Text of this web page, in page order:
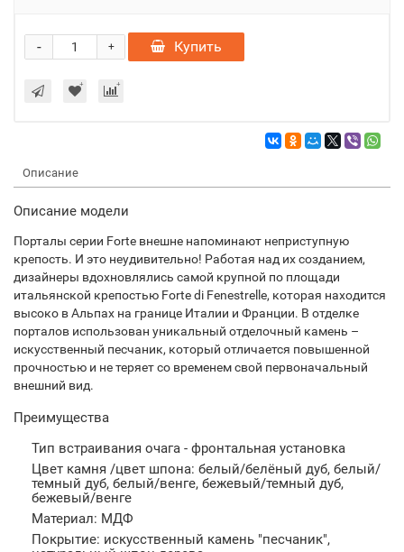
+
- Купить
Описание
Описание модели
Порталы серии Forte внешне напоминают неприступную
крепость. И это неудивительно! Работая над их созданием,
дизайнеры вдохновлялись самой крупной по площади
итальянской крепостью Forte di Fenestrelle, которая находится
высоко в Альпах на границе Италии и Франции. В отделке
порталов использован уникальный отделочный камень –
искусственный песчаник, который отличается повышенной
прочностью и не теряет со временем свой первоначальный
внешний вид.
Преимущества
Тип встраивания очага - фронтальная установка
Цвет камня /цвет шпона: белый/белёный дуб, белый/
темный дуб, белый/венге, бежевый/темный дуб,
бежевый/венге
Материал: МДФ
Покрытие: искусственный камень "песчаник",